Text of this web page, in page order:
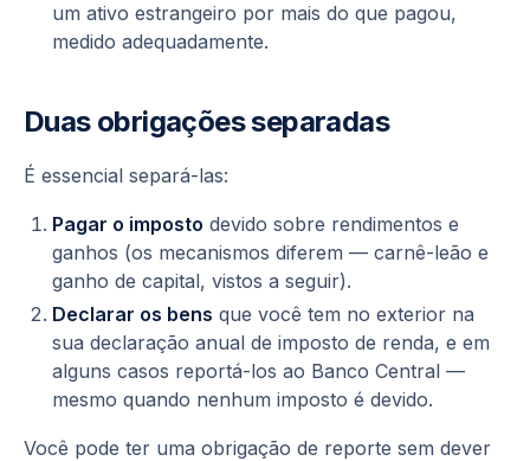
um ativo estrangeiro por mais do que pagou,
medido adequadamente.
Duas obrigações separadas
É essencial separá-las:
Pagar o imposto devido sobre rendimentos e
ganhos (os mecanismos diferem — carnê-leão e
ganho de capital, vistos a seguir).
Declarar os bens que você tem no exterior na
sua declaração anual de imposto de renda, e em
alguns casos reportá-los ao Banco Central —
mesmo quando nenhum imposto é devido.
Você pode ter uma obrigação de reporte sem dever